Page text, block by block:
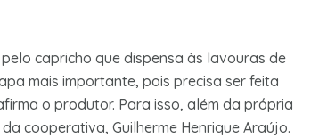
capricho que dispensa às lavouras de
mais importante, pois precisa ser feita
o produtor. Para isso, além da própria
cooperativa, Guilherme Henrique Araújo.